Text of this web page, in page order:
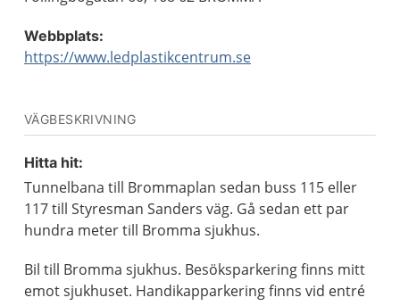
Webbplats:
https://www.ledplastikcentrum.se
VÄGBESKRIVNING
Hitta hit:
Tunnelbana till Brommaplan sedan buss 115 eller
117 till Styresman Sanders väg. Gå sedan ett par
hundra meter till Bromma sjukhus.
Bil till Bromma sjukhus. Besöksparkering finns mitt
emot sjukhuset. Handikapparkering finns vid entré